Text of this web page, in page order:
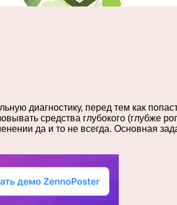
диагностику, перед тем как
средства глубокого (глубже
да и то не всегда. Основная